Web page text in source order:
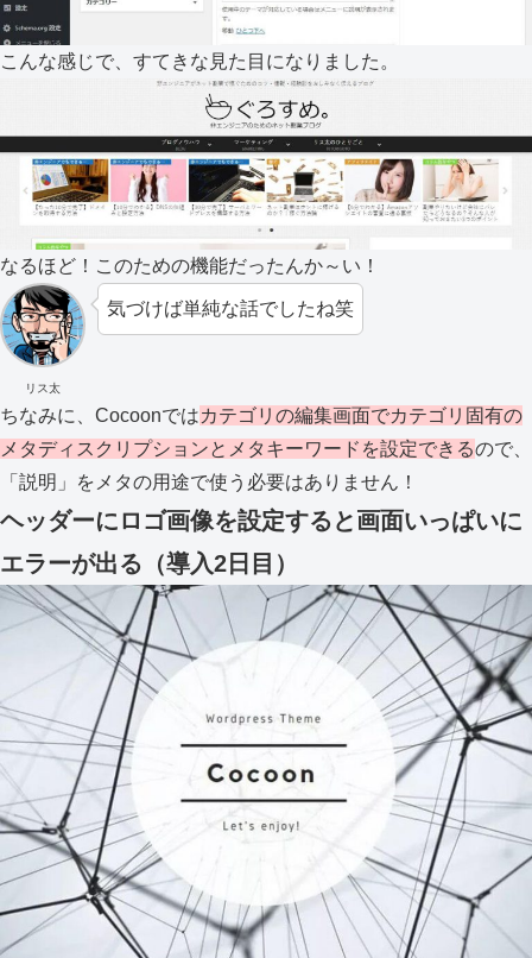
こんな感じで、すてきな見た目になりました。
なるほど！このための機能だったんか～い！
リス太
気づけば単純な話でしたね笑
ちなみに、Cocoonではカテゴリの編集画面でカテゴリ固有の
メタディスクリプションとメタキーワードを設定できるので、
「説明」をメタの用途で使う必要はありません！
ヘッダーにロゴ画像を設定すると画面いっぱいに
エラーが出る（導入2日目）